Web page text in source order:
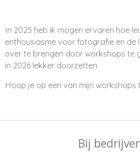
In 2025 heb ik mogen ervaren hoe
enthousiasme voor fotografie en de
over te brengen door workshops te
in 2026 lekker doorzetten.
Hoop je op een van mijn workshops
Bij